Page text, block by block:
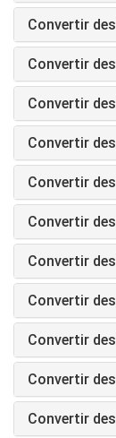
Convertir des
Convertir des
Convertir des
Convertir des
Convertir des
Convertir des
Convertir des
Convertir des
Convertir des
Convertir des
Convertir des